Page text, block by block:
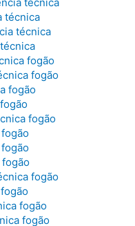
técnica
técnica
fogão
fogão
fogão
fogão
fogão
fogão
fogão